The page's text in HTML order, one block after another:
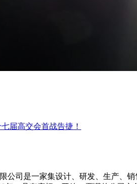
届高交会首战告捷！
公司是一家集设计、研发、生产、